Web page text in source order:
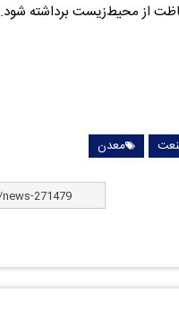
از محیط‌زیست برداشته شود.
معدن